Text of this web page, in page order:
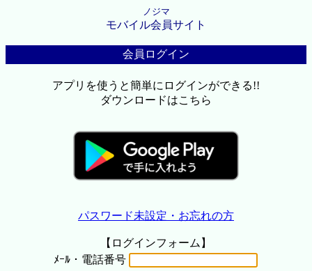
ノジマ
モバイル会員サイト
会員ログイン
アプリを使うと簡単にログインができる!!
ダウンロードはこちら
パスワード未設定・お忘れの方
【ログインフォーム】
ﾒｰﾙ・電話番号